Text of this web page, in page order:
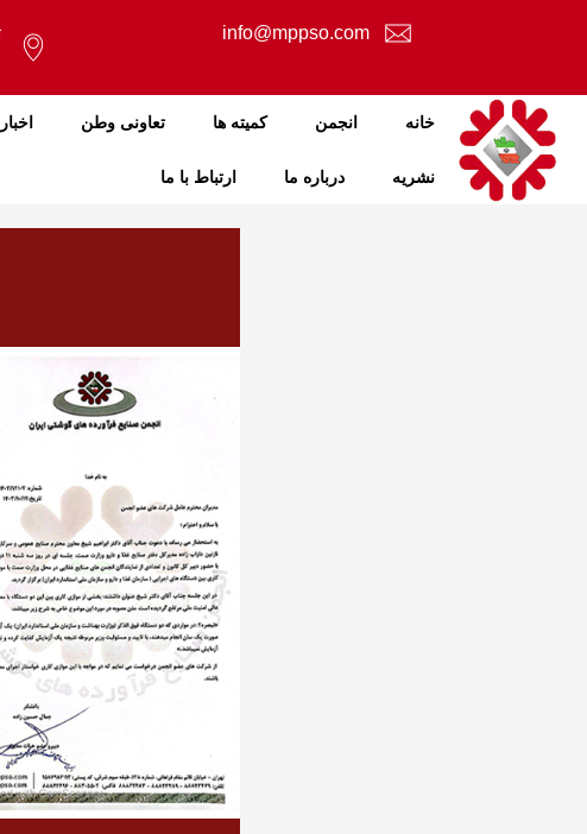
info@mppso.com
خانه انجمن کمیته ها تعاونی وطن اخبار
نشریه درباره ما ارتباط با ما